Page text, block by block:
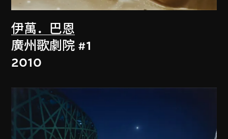
伊萬．巴恩
廣州歌劇院 #1
2010